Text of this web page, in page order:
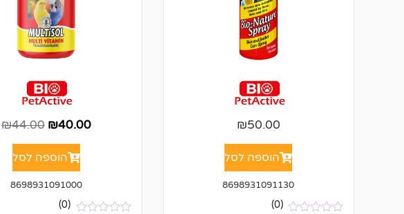
₪50.00
הוספה לסל
8698931091130
(0)
₪40.00
₪44.00
הוספה לסל
8698931091000
(0)